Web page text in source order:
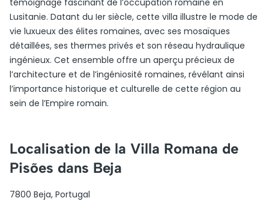
témoignage fascinant de l’occupation romaine en
Lusitanie. Datant du Ier siècle, cette villa illustre le mode de
vie luxueux des élites romaines, avec ses mosaïques
détaillées, ses thermes privés et son réseau hydraulique
ingénieux. Cet ensemble offre un aperçu précieux de
l’architecture et de l’ingéniosité romaines, révélant ainsi
l’importance historique et culturelle de cette région au
sein de l’Empire romain.
Localisation de la Villa Romana de
Pisões dans Beja
7800 Beja, Portugal